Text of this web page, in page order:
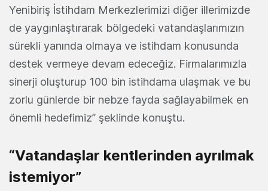
Yenibiriş İstihdam Merkezlerimizi diğer illerimizde
de yaygınlaştırarak bölgedeki vatandaşlarımızın
sürekli yanında olmaya ve istihdam konusunda
destek vermeye devam edeceğiz. Firmalarımızla
sinerji oluşturup 100 bin istihdama ulaşmak ve bu
zorlu günlerde bir nebze fayda sağlayabilmek en
önemli hedefimiz” şeklinde konuştu.
“Vatandaşlar kentlerinden ayrılmak
istemiyor”